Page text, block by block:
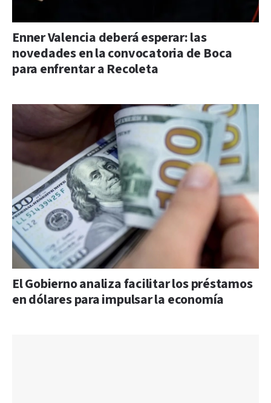
Enner Valencia deberá esperar: las
novedades en la convocatoria de Boca
para enfrentar a Recoleta
El Gobierno analiza facilitar los préstamos
en dólares para impulsar la economía